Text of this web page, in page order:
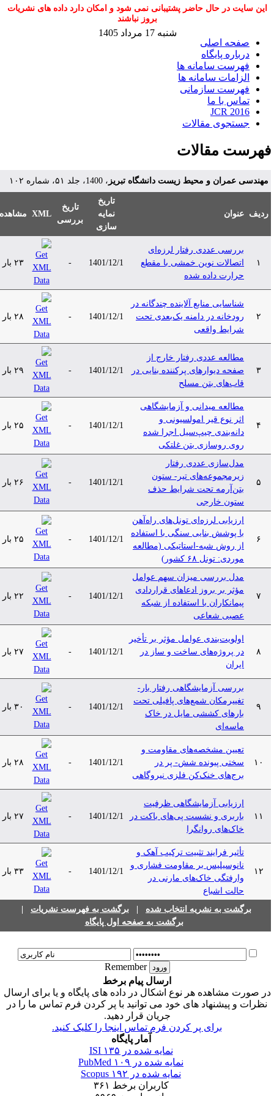
این سایت در حال حاضر پشتیبانی نمی شود و امکان دارد داده های نشریات
بروز نباشند
صفحه اصلی
درباره پایگاه
فهرست سامانه ها
الزامات سامانه ها
فهرست سازمانی
تماس با ما
JCR 2016
جستجوی مقالات
شنبه 17 مرداد 1405
مقالات
مهندسی عمران و محیط زیست دانشگاه تبریز، 1400، جلد ۵۱، شماره ۱۰۲
ردیف عنوان
تاریخ
نمایه
سازی
تاریخ
بررسی
XML مشاهده
بررسی عددی رفتار لرزه‌ای
اتصالات نوین خمشی با مقطع
حرارت داده شده
1401/12/1 ۲۳ بار
شناسایی منابع آلاینده چندگانه در
رودخانه در دامنه یک‌بعدی تحت
شرایط واقعی
1401/12/1 ۲۸ بار
مطالعه عددی رفتار خارج از
صفحه دیوارهای پرکننده بنایی در
قاب‌های بتن مسلح
1401/12/1 ۲۹ بار
مطالعه میدانی و آزمایشگاهی
اثر نوع قیر امولسیونی و
دانه‌بندی چیپ‌سیل اجرا ‌شده
روی روسازی بتن غلتکی
1401/12/1 ۲۵ بار
مدل‌سازی عددی رفتار
زیرمجموعه‌های تیر- ستون
بتن‌آرمه تحت شرایط حذف
ستون خارجی
1401/12/1 ۲۶ بار
ارزیابی لرزه‌ای تونل‌های راه‌آهن
با پوشش بنایی سنگی با استفاده
از روش شبه-استاتیکی (مطالعه
موردی: تونل ۶۸ کشور)
1401/12/1 ۲۵ بار
مدل بررسی میزان سهم عوامل
مؤثر بر بروز ادعاهای قراردادی
پیمانکاران با استفاده از شبکه
عصبی شعاعی
1401/12/1 ۲۲ بار
اولویت‌بندی عوامل مؤثر بر تأخیر
در پروژه‌های ساخت و ساز در
ایران
1401/12/1 ۲۷ بار
بررسی آزمایشگاهی رفتار بار-
تغییرمکان شمع‌های‌ پافیلی تحت
بارهای کششی مایل در خاک
ماسه‌ای
1401/12/1 ۳۰ بار
۱۰
تعیین مشخصه‌های مقاومت و
سختی پیونده شش- پر در
برج‌های خنک‌کن فلزی نیروگاهی
1401/12/1 ۲۸ بار
۱۱
ارزیابی آزمایشگاهی ظرفیت
باربری و نشست پی‌های باکت در
خاک‌های روانگرا
1401/12/1 ۲۷ بار
۱۲
تأثیر فرایند تثبیت ترکیب آهک و
نانوسیلیس بر مقاومت فشاری و
وارفتگی خاک‌های مارنی در
حالت اشباع
1401/12/1 ۳۳ بار
برگشت به نشریه انتخاب شده| برگشت به فهرست نشریات|
برگشت به صفحه اول پایگاه
Remember
ارسال پیام برخط
صورت مشاهده هر نوع اشکال در داده های پایگاه و یا برای ارسال
نظرات و پیشنهاد های خود می توانید با پر کردن فرم تماس ما را در
جریان قرار دهید.
برای پر کردن فرم تماس اینجا را کلیک کنید.
آمار پایگاه
نمایه شده در ISI۱۳۵
نمایه شده در PubMed۱۰۹
نمایه شده در Scopus۱۹۲
کاربران برخط۳۶۱